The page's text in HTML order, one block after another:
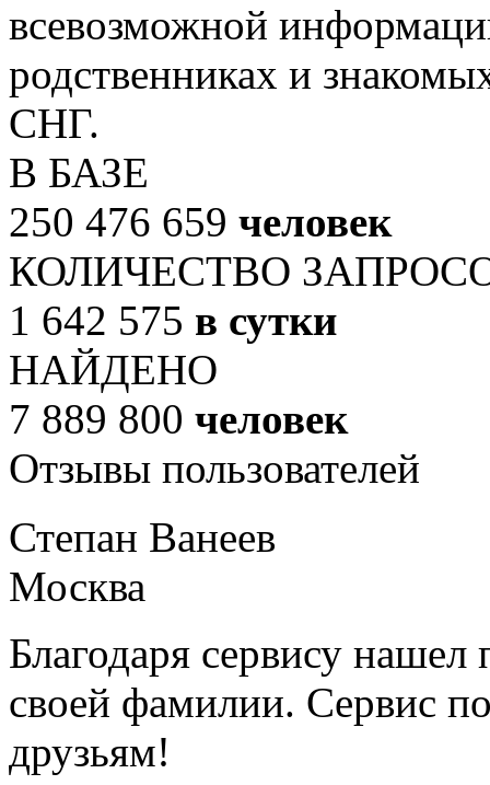
всевозможной
родственниках и
СНГ.
В БАЗЕ
250 476 659 человек
КОЛИЧЕСТВО
1 642 575 в сутки
НАЙДЕНО
7 889 800 человек
Отзывы пользователей
Степан Ванеев
Москва
Благодаря сервису
своей фамилии. Сервис
друзьям!